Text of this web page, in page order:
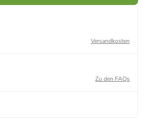
Versandkosten
Zu den FAQs